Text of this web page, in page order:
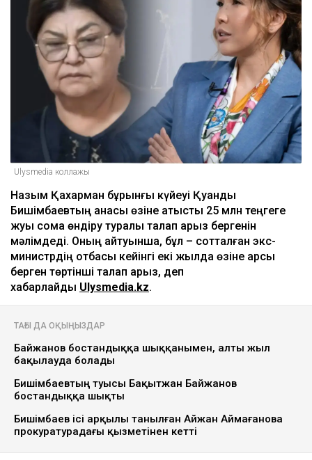
Ulysmedia коллажы
Назым Қахарман бұрынғы күйеуі Қуандық
Бишімбаевтың анасы өзіне қатысты 25 млн теңгеге
жуық сома өндіру туралы талап арыз бергенін
мәлімдеді. Оның айтуынша, бұл – сотталған экс-
министрдің отбасы кейінгі екі жылда өзіне қарсы
берген төртінші талап арыз, деп
хабарлайды Ulysmedia.kz.
ТАҒЫ ДА ОҚЫҢЫЗДАР
Байжанов бостандыққа шыққанымен, алты жыл
бақылауда болады
Бишімбаевтың туысы Бақытжан Байжанов
бостандыққа шықты
Бишімбаев ісі арқылы танылған Айжан Аймағанова
прокуратурадағы қызметінен кетті